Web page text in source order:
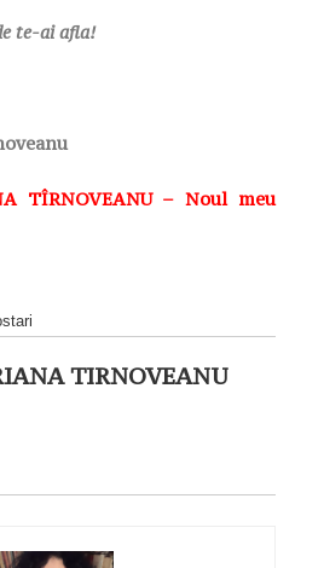
te-ai afla!
TÎRNOVEANU – Noul meu
TIRNOVEANU